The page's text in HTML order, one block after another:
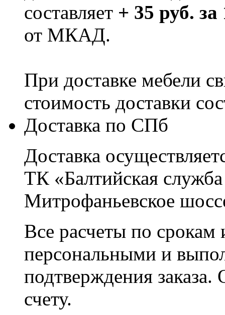
составляет + 35 руб.
от МКАД.
При доставке мебели
стоимость доставки
Доставка по СПб
Доставка
ТК «Балтийская
Митрофаньевское
Все расчеты по срокам
персональными и
подтверждения заказа.
счету.